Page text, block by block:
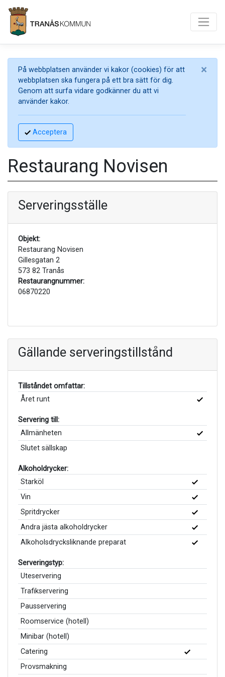
På webbplatsen använder vi kakor (cookies) för att
webbplatsen ska fungera på ett bra sätt för dig.
Genom att surfa vidare godkänner du att vi
använder kakor.
Acceptera
×
Restaurang Novisen
Serveringsställe
Objekt:
Restaurang Novisen
Gillesgatan 2
573 82 Tranås
Restaurangnummer:
06870220
Gällande serveringstillstånd
Tillståndet omfattar:
Året runt
Servering till:
Allmänheten
Slutet sällskap
Alkoholdrycker:
Starköl
Vin
Spritdrycker
Andra jästa alkoholdrycker
Alkoholsdrycksliknande preparat
Serveringstyp:
Uteservering
Trafikservering
Pausservering
Roomservice (hotell)
Minibar (hotell)
Catering
Provsmakning